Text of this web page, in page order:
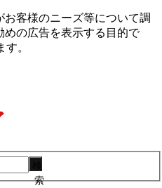
客様のニーズ等について調
の広告を表⽰する⽬的で
。
索